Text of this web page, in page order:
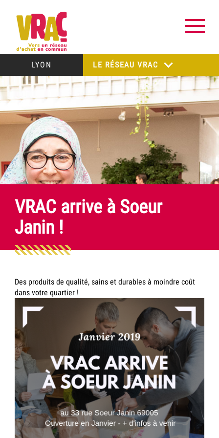
LYON LE RÉSEAU VRAC
VRAC arrive à Soeur
Janin !
Des produits de qualité, sains et durables à moindre coût
dans votre quartier !